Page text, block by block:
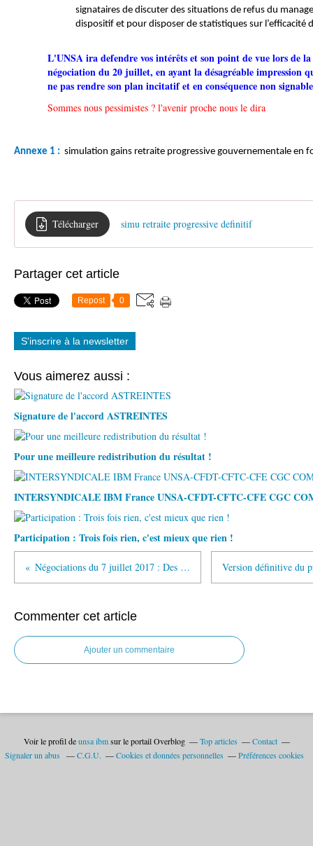
signataires de discuter des situations de refus du
dispositif et pour disposer de statistiques sur l’efficacité
L'UNSA ira defendre vos intérêts et son point de vue lors de
négociation du 20 juillet, en ayant la désagréable impression
ne pas rendre son plan incitatif et en conséquence non
Sommes nous pessimistes ? l'avenir proche nous le dira
Annexe 1 : simulation gains retraite progressive gouvernementale en
Télécharger simu retraite progressive definitif
Partager cet article
Repost 0
S'inscrire à la newsletter
Vous aimerez aussi :
Signature de l'accord ASTREINTES
Pour une meilleure redistribution du résultat !
INTERSYNDICALE IBM France UNSA-CFDT-CFTC-CFE CGC
Participation : Trois fois rien, c'est mieux que rien !
Négociations du 7 juillet 2017 : Des avancées sur le programme de "Temps Partiel Abondé Senior"
Commenter cet article
Ajouter un commentaire
Voir le profil deunsa ibmsur le portail Overblog Top articles
Contact
Signaler un abus
C.G.U. Cookies et données personnelles Préférences cookies